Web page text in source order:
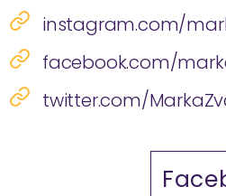
instagram.com/
facebook.com/
twitter.com/